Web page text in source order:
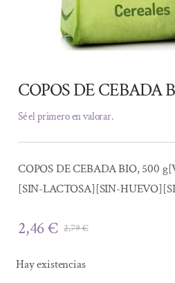
COPOS DE CEBADA
Sé el primero en valorar.
COPOS DE CEBADA BIO, 500
[SIN-LACTOSA][SIN-
2,79€El
2,46€
El
Hay existencias